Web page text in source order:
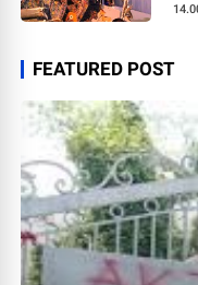
FEATURED POST